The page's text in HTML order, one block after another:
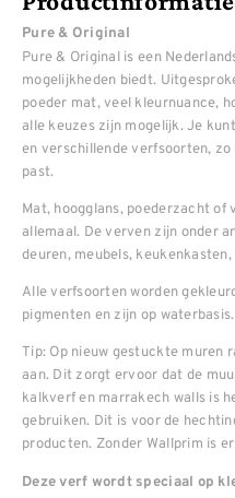
Pure & Original
Pure & Original is een
mogelijkheden biedt.
poeder mat, veel kleurnuance,
alle keuzes zijn mogelijk. Je
en verschillende verfsoorten,
past.
Mat, hoogglans, poederzacht of
allemaal. De verven zijn onder
deuren, meubels,
Alle verfsoorten worden
pigmenten en zijn op waterbasis.
Tip: Op nieuw gestuckte muren
aan. Dit zorgt ervoor dat de
kalkverf en marrakech walls is
gebruiken. Dit is voor de
producten. Zonder Wallprim is
Deze verf wordt speciaal op